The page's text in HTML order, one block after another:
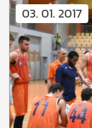
03. 01. 2017